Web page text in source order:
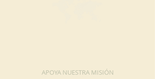
APOYA NUESTRA MISIÓN